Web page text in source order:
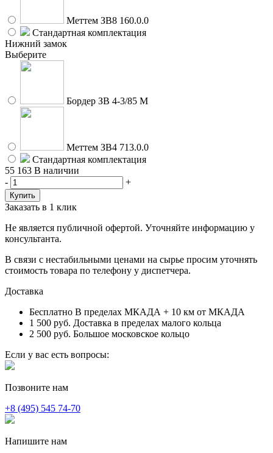
Меттем ЗВ8 160.0.0
Стандартная комплектация
Нижний замок
Выберите
Бордер ЗВ 4-3/85 М
Меттем ЗВ4 713.0.0
Стандартная комплектация
55 163 В наличии
-
+
Заказать в 1 клик
Не является публичной офертой. Уточняйте информацию у
консультанта.
В связи с нестабильными ценами на сырье просим уточнять
стоимость товара по телефону у диспетчера.
Доставка
Бесплатно В пределах МКАДА + 10 км от МКАДА
1 500 руб. Доставка в пределах малого кольца
2 500 руб. Большое московское кольцо
Если у вас есть вопросы:
Позвоните нам
+8 (495) 545 74-70
Напишите нам